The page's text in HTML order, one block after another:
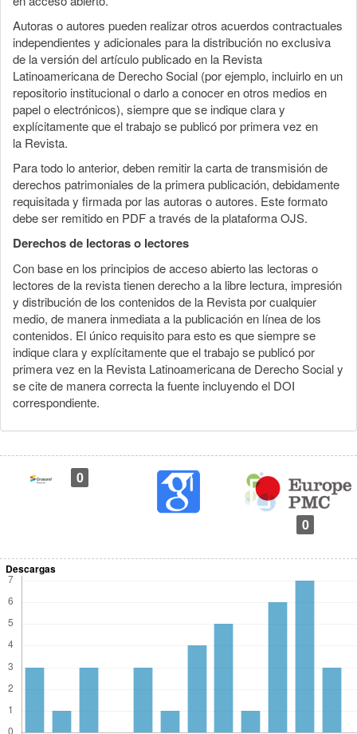
Autoras o autores pueden realizar otros acuerdos contractuales
independientes y adicionales para la distribución no exclusiva
de la versión del artículo publicado en la Revista
Latinoamericana de Derecho Social (por ejemplo, incluirlo en un
repositorio institucional o darlo a conocer en otros medios en
papel o electrónicos), siempre que se indique clara y
explícitamente que el trabajo se publicó por primera vez en
la Revista.
Para todo lo anterior, deben remitir la carta de transmisión de
derechos patrimoniales de la primera publicación, debidamente
requisitada y firmada por las autoras o autores. Este formato
debe ser remitido en PDF a través de la plataforma OJS.
Derechos de lectoras o lectores
Con base en los principios de acceso abierto las lectoras o
lectores de la revista tienen derecho a la libre lectura, impresión
y distribución de los contenidos de la Revista por cualquier
medio, de manera inmediata a la publicación en línea de los
contenidos. El único requisito para esto es que siempre se
indique clara y explícitamente que el trabajo se publicó por
primera vez en la Revista Latinoamericana de Derecho Social y
se cite de manera correcta la fuente incluyendo el DOI
correspondiente.
0
0
Descargas